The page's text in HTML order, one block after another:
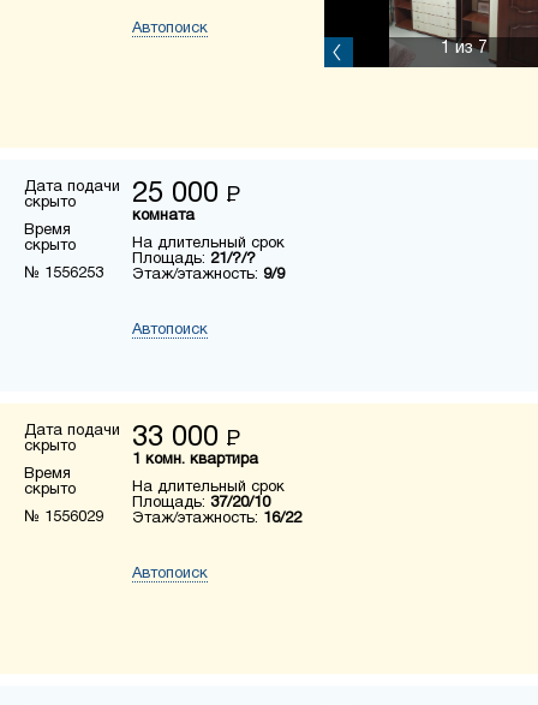
Автопоиск
1 из 7
Дата подачи
скрыто
Время
скрыто
№ 1556253
25 000 Р
комната
На длительный срок
Площадь: 21/?/?
Этаж/этажность: 9/9
Автопоиск
Дата подачи
скрыто
Время
скрыто
№ 1556029
33 000 Р
1 комн. квартира
На длительный срок
Площадь: 37/20/10
Этаж/этажность: 16/22
Автопоиск